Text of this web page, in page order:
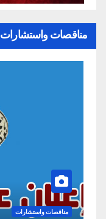
مناقصات واستشارات